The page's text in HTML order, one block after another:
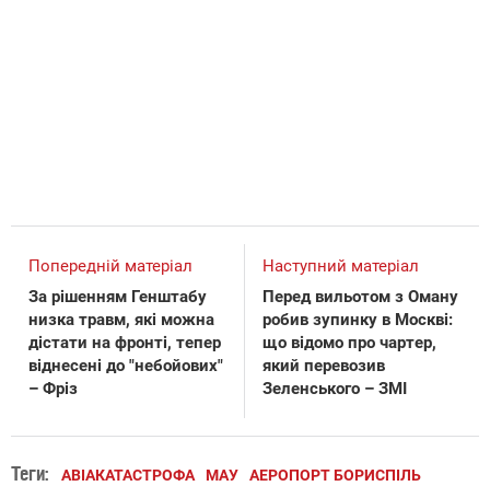
Попередній матеріал
За рішенням Генштабу
низка травм, які можна
дістати на фронті, тепер
віднесені до "небойових"
– Фріз
Наступний матеріал
Перед вильотом з Оману
робив зупинку в Москві:
що відомо про чартер,
який перевозив
Зеленського – ЗМІ
Теги: АВІАКАТАСТРОФА МАУ АЕРОПОРТ БОРИСПІЛЬ